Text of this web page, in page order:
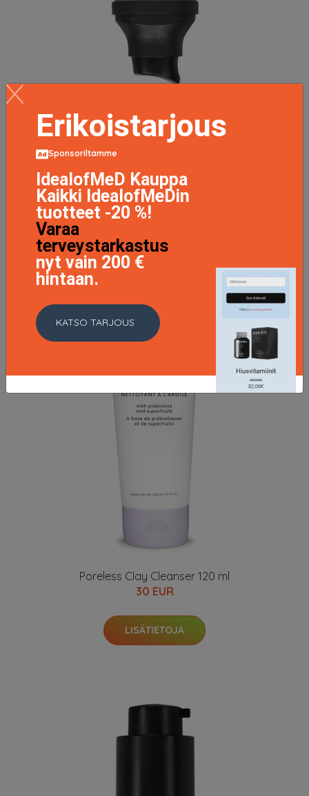
Moisturizer 30 ml
68 EUR
LISÄTIETOJA
Poreless Clay Cleanser 120 ml
30 EUR
LISÄTIETOJA
Erikoistarjous
Sponsoriltamme
IdealofMeD Kauppa
Kaikki IdealofMeDin
tuotteet -20 %!
Varaa
terveystarkastus
nyt vain 200 €
hintaan.
KATSO TARJOUS